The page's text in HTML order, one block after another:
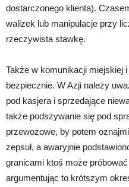
dostarczonego klienta).
walizek lub manipulacje przy
rzeczywista stawkę.
Także w komunikacji miejskiej
bezpiecznie. W Azji należy
pod kasjera i sprzedające
także podszywanie się pod
przewozowe, by potem
zepsuł, a awaryjnie
granicami ktoś może
argumentując to krótszym